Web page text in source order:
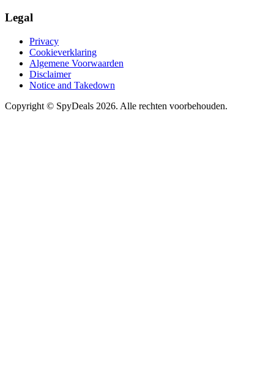
Legal
Privacy
Cookieverklaring
Algemene Voorwaarden
Disclaimer
Notice and Takedown
Copyright © SpyDeals 2026. Alle rechten voorbehouden.